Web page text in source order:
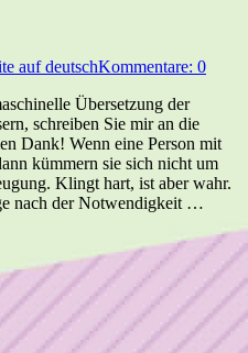
auf deutschKommentare: 0
Übersetzung der
schreiben Sie mir an die
Dank! Wenn eine Person mit
kümmern sie sich nicht um
Klingt hart, ist aber wahr.
nach der Notwendigkeit …